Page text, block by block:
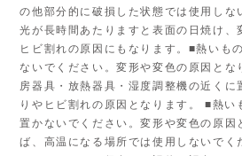
の他部分的に破損した状態では使用しな
光が長時間あたりますと表面の日焼け、
ヒビ割れの原因にもなります。■熱いも
ないでください。変形や変色の原因とな
房器具・放熱器具・湿度調整機の近くに
りやヒビ割れの原因となります。 ■熱い
置かないでください。変形や変色の原因
ば、高温になる場所では使用しないでく